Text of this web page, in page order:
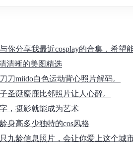
你分享我最近cosplay的合集，希望
清晰的美图精选
刀miido白色运动背心照片解码。
圣诞麋鹿比邻照片让人心醉。
，摄影就能成为艺术
身高多少独特的cos风格
九龄信息照片，会让你爱上这个城